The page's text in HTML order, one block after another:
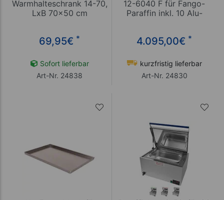
Warmhalteschrank 14-70,
LxB 70x50 cm
69,95€ *
Sofort lieferbar
Art-Nr. 24838
12-6040 F für Fango-
Paraffin inkl. 10 Alu-
4.095,00€ *
kurzfristig lieferbar
Art-Nr. 24830